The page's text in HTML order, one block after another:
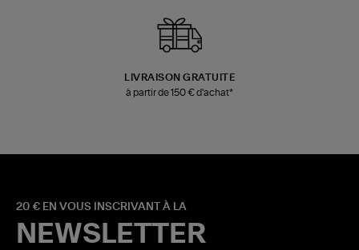
LIVRAISON GRATUITE
à partir de 150 € d'achat*
20 € EN VOUS INSCRIVANT À LA
NEWSLETTER